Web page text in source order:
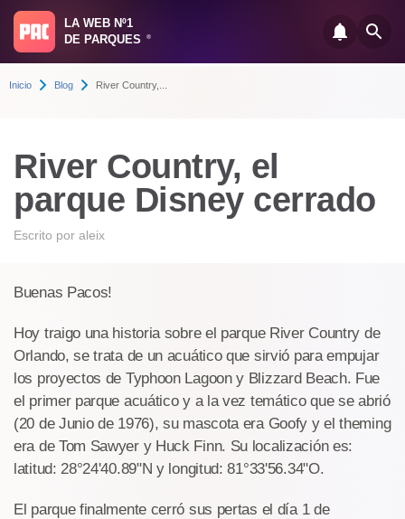
LA WEB Nº1
DE PARQUES
®
Inicio Blog River Country,...
River Country, el
parque Disney cerrado
Escrito por aleix
Buenas Pacos!
Hoy traigo una historia sobre el parque River Country de
Orlando, se trata de un acuático que sirvió para empujar
los proyectos de Typhoon Lagoon y Blizzard Beach. Fue
el primer parque acuático y a la vez temático que se abrió
(20 de Junio de 1976), su mascota era Goofy y el theming
era de Tom Sawyer y Huck Finn. Su localización es:
latitud: 28°24'40.89"N y longitud: 81°33'56.34"O.
El parque finalmente cerró sus pertas el día 1 de